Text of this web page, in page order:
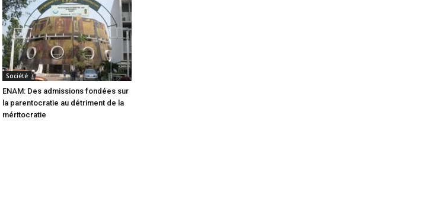
Société
ENAM: Des admissions fondées sur
la parentocratie au détriment de la
méritocratie